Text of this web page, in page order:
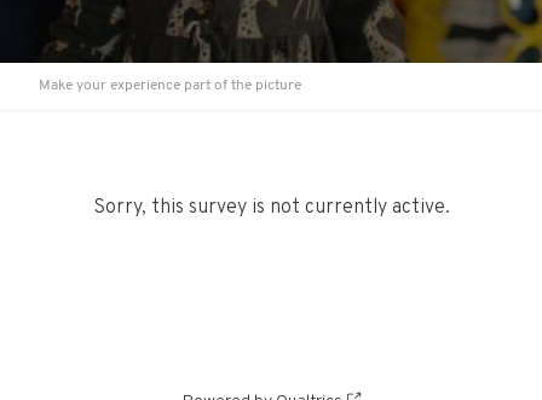
Make your experience part of the picture